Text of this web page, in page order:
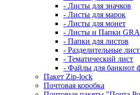
- Листы для значков
- Листы для марок
- Листы для монет
- Листы и Папки
- Папки для листов
- Разделительные
- Тематический лист
- Файлы для банкнот
Пакет Zip-lock
Почтовая коробка